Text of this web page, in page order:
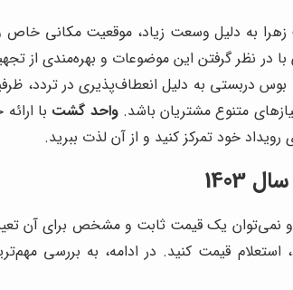
به دلیل وسعت زیاد، موقعیت مکانی خاص و
نظر گرفتن این موضوعات و بهره‌مندی از
دربستی به دلیل انعطاف‌پذیری در تردد،
متنوع مشتریان باشد.واحد گشت با
خود تمرکز کنید و از آن لذت ببرید.
سال 1403 به عوامل مختلفی بستگی دارد و نمی‌توان یک قیمت
استعلام قیمت کنید. در ادامه، به بررسی